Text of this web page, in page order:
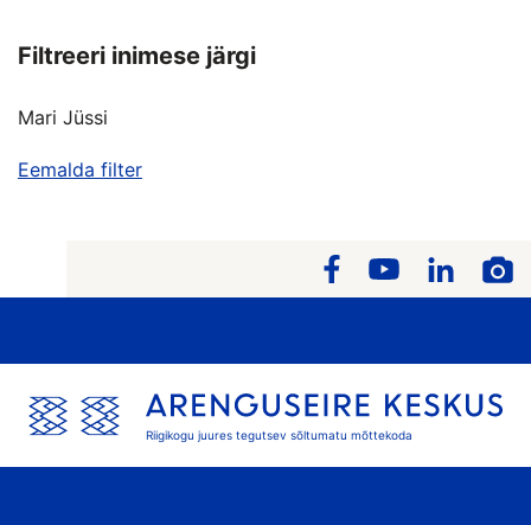
Filtreeri inimese järgi
Mari Jüssi
Eemalda filter
Riigikogu juures tegutsev sõltumatu mõttekoda